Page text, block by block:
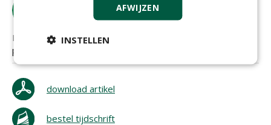
Wednesday 2 January 2019
Mooi initiatief; de bakken zien er erg mooi uit en het
praktische aspect is een grote pre!
download artikel
bestel tijdschrift
AFWIJZEN
INSTELLEN